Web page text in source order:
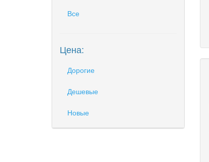
Все
Цена:
Дорогие
Дешевые
Новые